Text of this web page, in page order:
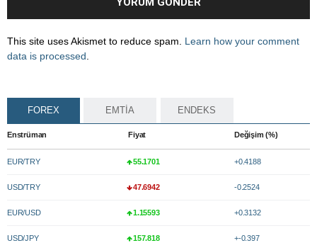
This site uses Akismet to reduce spam. Learn how your comment
data is processed.
FOREX EMTİA ENDEKS
Enstrüman Fiyat Değişim (%)
EUR/TRY 55.1701 +0.4188
USD/TRY 47.6942 -0.2524
EUR/USD 1.15593 +0.3132
USD/JPY 157.818 +-0.397